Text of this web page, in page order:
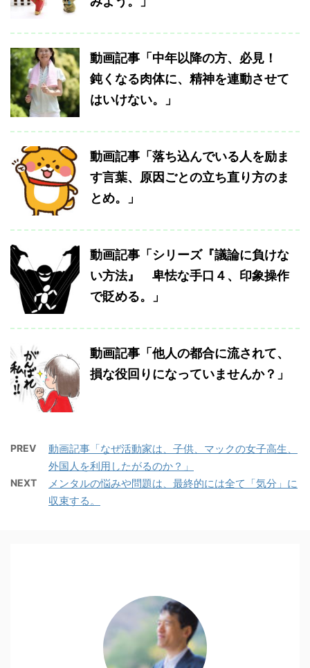
動画記事「中年以降の方、必見！
鈍くなる肉体に、精神を連動させて
はいけない。」
動画記事「落ち込んでいる人を励ま
す言葉、原因ごとの立ち直り方のま
とめ。」
動画記事「シリーズ『議論に負けな
い方法』 卑怯な手口４、印象操作
で貶める。」
動画記事「他人の都合に流されて、
損な役回りになっていませんか？」
PREV
動画記事「なぜ活動家は、子供、マックの女子高生、
外国人を利用したがるのか？」
NEXT
メンタルの悩みや問題は、最終的には全て「気分」に
収束する。